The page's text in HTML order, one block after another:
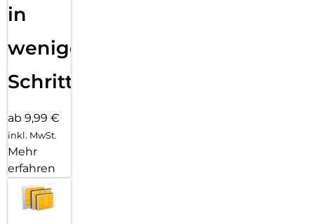
in
wenigen
Schritten
ab 9,99 €
inkl. MwSt.
Mehr
erfahren